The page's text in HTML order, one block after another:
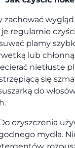
zachować
regularnie
plamy
lub
nietłuste
się
do
czyszczenia
mydła.